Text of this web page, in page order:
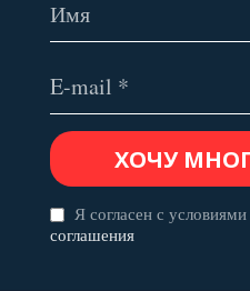
Я согласен с условиями
соглашения